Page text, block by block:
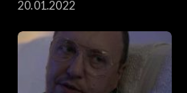
20.01.2022